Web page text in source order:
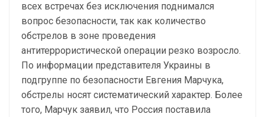
всех встречах без исключения поднимался
вопрос безопасности, так как количество
обстрелов в зоне проведения
антитеррористической операции резко возросло.
По информации представителя Украины в
подгруппе по безопасности Евгения Марчука,
обстрелы носят систематический характер. Более
того, Марчук заявил, что Россия поставила